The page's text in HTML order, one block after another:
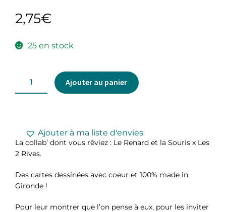
2,75€
25 en stock
Ajouter au panier
Ajouter à ma liste d'envies
La collab’ dont vous rêviez : Le Renard et la Souris x Les
2 Rives.
Des cartes dessinées avec coeur et 100% made in
Gironde !
Pour leur montrer que l’on pense à eux, pour les inviter